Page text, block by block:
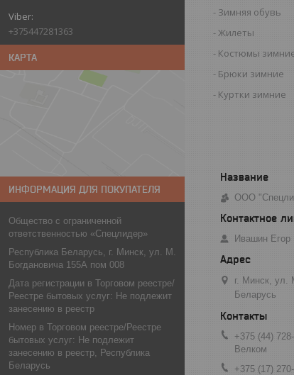
+375447281363
КАРТА
ИНФОРМАЦИЯ ДЛЯ ПОКУПАТЕЛЯ
Общество с ограниченной
ответственностью «Спецлидер»
Республика Беларусь, г. Минск, ул. М.
Богдановича 155А пом 008
Дата регистрации в Торговом реестре/
Реестре бытовых услуг: Не подлежит
занесению в реестр
Номер в Торговом реестре/Реестре
бытовых услуг: Не подлежит
занесению в реестр, Республика
Беларусь
Зимняя обувь
Жилеты
Костюмы
Брюки зимние
Куртки зимние
ООО
Ивашин Егор
г. Минск, ул.
Беларусь
+375 (44)
Велком
+375 (17)